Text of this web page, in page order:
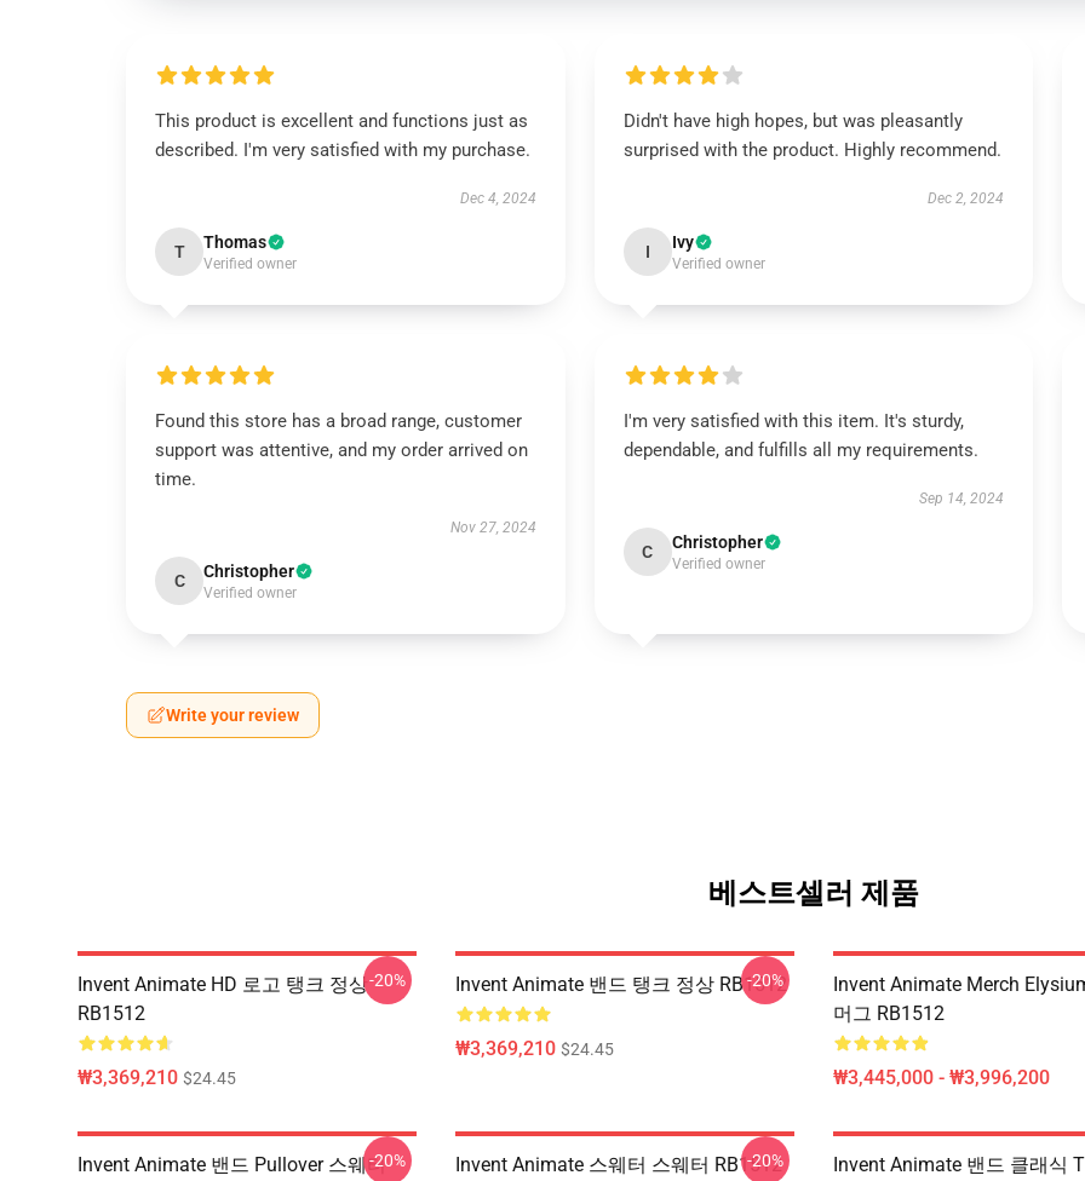
This product is excellent and functions just as
described. I'm very satisfied with my purchase.
Dec 4, 2024
T Thomas
Verified owner
Didn't have high hopes, but was pleasantly
surprised with the product. Highly recommend.
Dec 2, 2024
I Ivy
Verified owner
Found this store has a broad range, customer
support was attentive, and my order arrived on
time.
Nov 27, 2024
C Christopher
Verified owner
I'm very satisfied with this item. It's sturdy,
dependable, and fulfills all my requirements.
Sep 14, 2024
C Christopher
Verified owner
Write your review
베스트셀러 제품
Invent Animate HD 로고 탱크 정상
RB1512
₩3,369,210 $24.45
-20% Invent Animate 밴드 탱크 정상 RB1512
₩3,369,210 $24.45
-20%
Invent Animate Merch
머그 RB1512
₩3,445,000 - ₩3,996,200
Invent Animate 밴드 Pullover 스웨터-20% Invent Animate 스웨터 스웨터 RB1512
-20%
Invent Animate 밴드 클래식